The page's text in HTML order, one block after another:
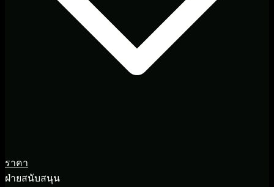
ราคา
ฝ่ายสนับสนุน